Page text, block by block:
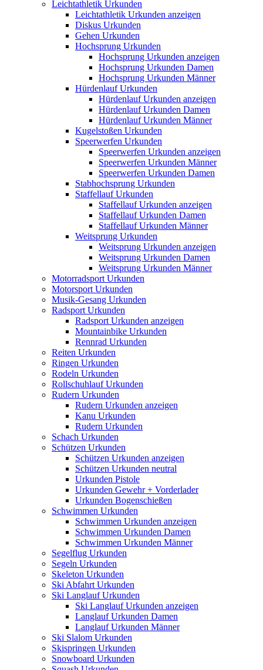
Leichtathletik Urkunden
Leichtathletik Urkunden anzeigen
Diskus Urkunden
Gehen Urkunden
Hochsprung Urkunden
Hochsprung Urkunden anzeigen
Hochsprung Urkunden Damen
Hochsprung Urkunden Männer
Hürdenlauf Urkunden
Hürdenlauf Urkunden anzeigen
Hürdenlauf Urkunden Damen
Hürdenlauf Urkunden Männer
Kugelstoßen Urkunden
Speerwerfen Urkunden
Speerwerfen Urkunden anzeigen
Speerwerfen Urkunden Männer
Speerwerfen Urkunden Damen
Stabhochsprung Urkunden
Staffellauf Urkunden
Staffellauf Urkunden anzeigen
Staffellauf Urkunden Damen
Staffellauf Urkunden Männer
Weitsprung Urkunden
Weitsprung Urkunden anzeigen
Weitsprung Urkunden Damen
Weitsprung Urkunden Männer
Motorradsport Urkunden
Motorsport Urkunden
Musik-Gesang Urkunden
Radsport Urkunden
Radsport Urkunden anzeigen
Mountainbike Urkunden
Rennrad Urkunden
Reiten Urkunden
Ringen Urkunden
Rodeln Urkunden
Rollschuhlauf Urkunden
Rudern Urkunden
Rudern Urkunden anzeigen
Kanu Urkunden
Rudern Urkunden
Schach Urkunden
Schützen Urkunden
Schützen Urkunden anzeigen
Schützen Urkunden neutral
Urkunden Pistole
Urkunden Gewehr + Vorderlader
Urkunden Bogenschießen
Schwimmen Urkunden
Schwimmen Urkunden anzeigen
Schwimmen Urkunden Damen
Schwimmen Urkunden Männer
Segelflug Urkunden
Segeln Urkunden
Skeleton Urkunden
Ski Abfahrt Urkunden
Ski Langlauf Urkunden
Ski Langlauf Urkunden anzeigen
Langlauf Urkunden Damen
Langlauf Urkunden Männer
Ski Slalom Urkunden
Skispringen Urkunden
Snowboard Urkunden